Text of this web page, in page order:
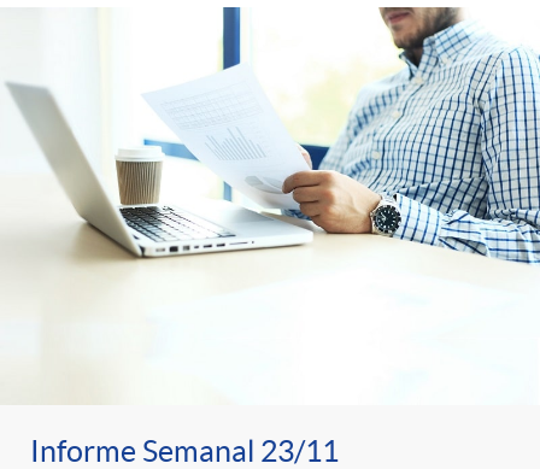
Informe Semanal 23/11